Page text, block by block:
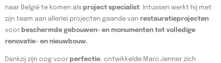
naar België te komen als project specialist. Intussen werkt hij met
zijn team aan allerlei projecten gaande van restauratieprojecten
voor beschermde gebouwen- en monumenten tot volledige
renovatie- en nieuwbouw.
Dankzij zijn oog voor perfectie, ontwikkelde Marc Jenner zich